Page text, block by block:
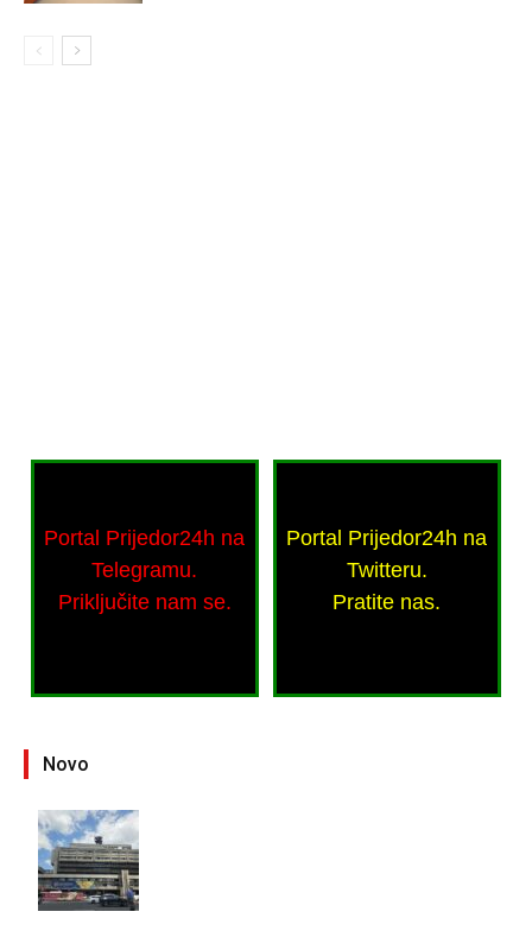
Portal Prijedor24h na
Telegramu.
Priključite nam se.
Portal Prijedor24h na
Twitteru.
Pratite nas.
Novo